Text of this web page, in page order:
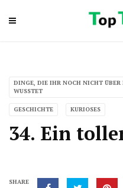
DINGE, DIE IHR NOCH NICHT
WUSSTET
GESCHICHTE KURIOSES
34. Ein
SHARE